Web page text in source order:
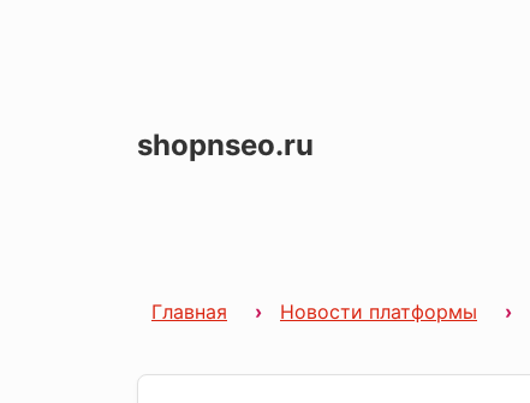
shopnseo.ru
Главная Новости платформы